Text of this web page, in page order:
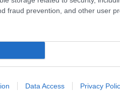
fraud prevention, and other user
Data Access Privacy